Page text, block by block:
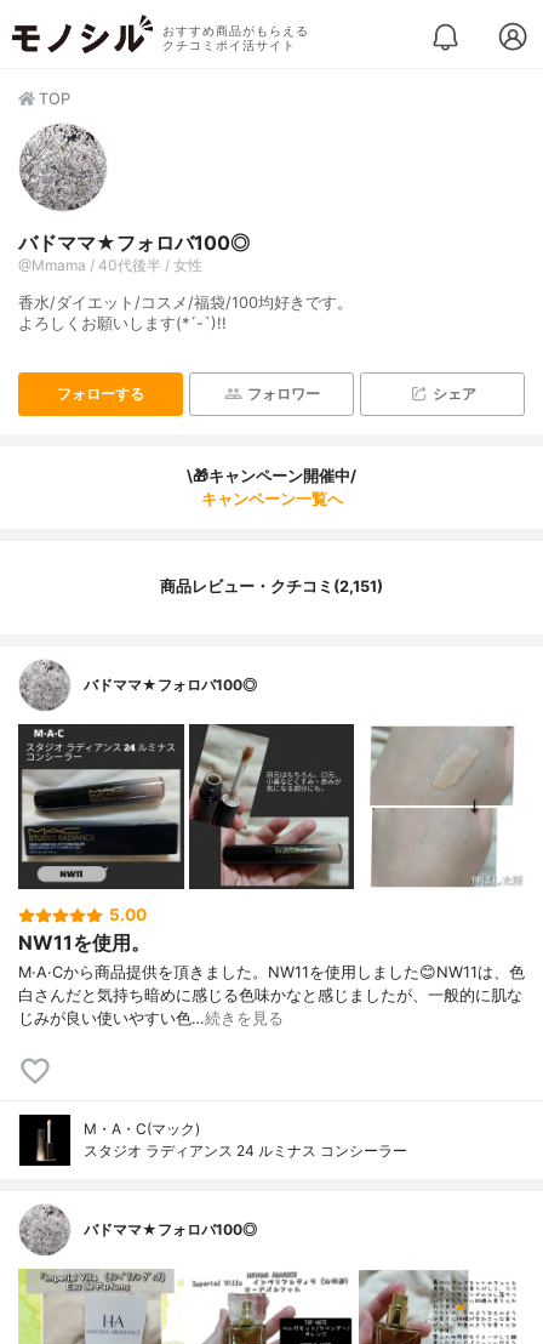
おすすめ商品がもらえる
クチコミポイ活サイト
TOP
バドママ★フォロバ100◎
@Mmama / 40代後半 / 女性
香水/ダイエット/コスメ/福袋/100均好きです。
よろしくお願いします(*´-`)!!
フォローする フォロワー シェア
\🎁キャンペーン開催中/
キャンペーン一覧へ
商品レビュー・クチコミ(2,151)
バドママ★フォロバ100◎
5.00
NW11を使用。
M·A·Cから商品提供を頂きました。NW11を使用しました😊NW11は、色
白さんだと気持ち暗めに感じる色味かなと感じましたが、一般的に肌な
じみが良い使いやすい色…続きを見る
M・A・C(マック)
スタジオ ラディアンス 24 ルミナス コンシーラー
バドママ★フォロバ100◎